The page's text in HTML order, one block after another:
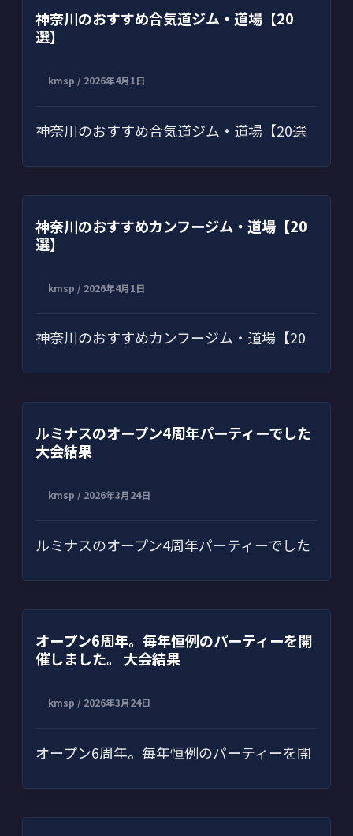
神奈川のおすすめ合気道ジム・道場【20
選】
kmsp / 2026年4月1日
神奈川のおすすめ合気道ジム・道場【20選
神奈川のおすすめカンフージム・道場【20
選】
kmsp / 2026年4月1日
神奈川のおすすめカンフージム・道場【20
ルミナスのオープン4周年パーティーでした
大会結果
kmsp / 2026年3月24日
ルミナスのオープン4周年パーティーでした
オープン6周年。毎年恒例のパーティーを開
催しました。 大会結果
kmsp / 2026年3月24日
オープン6周年。毎年恒例のパーティーを開